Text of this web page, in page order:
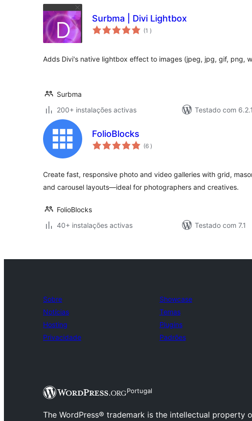
Surbma | Divi Lightbox
(1 classificações
)
Adds Divi's native lightbox effect to images (jpeg, jpg, gif, png,
Surbma
200+ instalações activas
Testado com
FolioBlocks
(6 classificações
)
Create fast, responsive photo and video galleries with grid,
and carousel layouts—ideal for photographers and creatives.
FolioBlocks
40+ instalações activas
Testado com 7.1
Sobre
Notícias
Hosting
Privacidade
Showcase
Temas
Plugins
Padrões
Portugal
The WordPress® trademark is the intellectual property